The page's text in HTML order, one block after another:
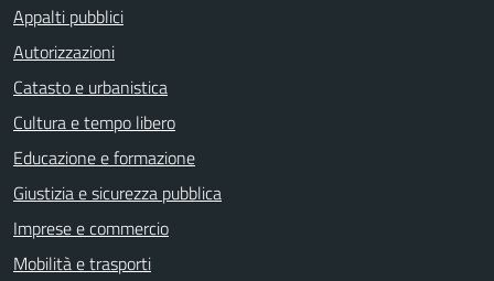
Appalti pubblici
Autorizzazioni
Catasto e urbanistica
Cultura e tempo libero
Educazione e formazione
Giustizia e sicurezza pubblica
Imprese e commercio
Mobilità e trasporti